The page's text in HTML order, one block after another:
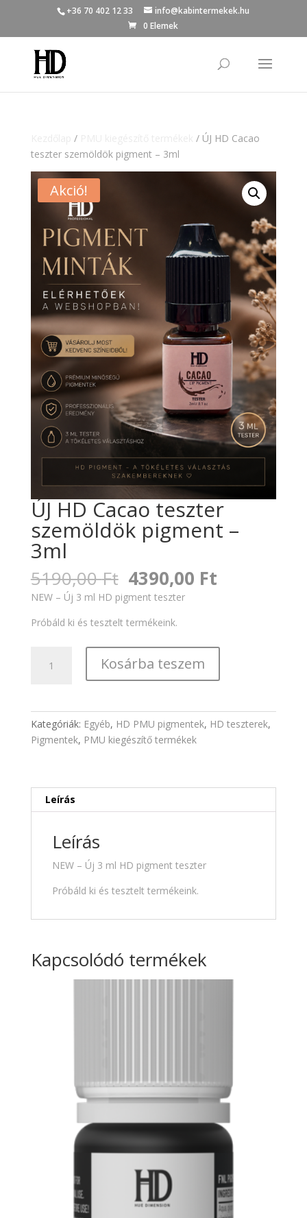
+36 70 402 12 33
info@kabintermekek.hu
0 Elemek
/
/ ÚJ HD Cacao
teszter szemöldök pigment – 3ml
Akció!
ÚJ HD Cacao teszter
szemöldök pigment –
3ml
5190,00Ft Original
price
was:
5190,00 Ft.
4390,00 FtCurrent
price
NEW – Új 3 ml HD pigment teszter
Próbáld ki és tesztelt termékeink.
szemöldök
pigment
Kosárba teszem
Kategóriák: Egyéb, HD PMU pigmentek, HD teszterek,
Pigmentek, PMU kiegészítő termékek
Leírás
Leírás
NEW – Új 3 ml HD pigment teszter
Próbáld ki és tesztelt termékeink.
Kapcsolódó termékek